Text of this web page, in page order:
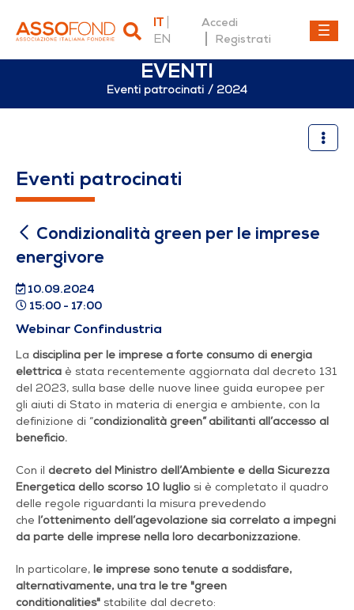
IT
EN
Accedi
Registrati
EVENTI
Eventi patrocinati 2024
Condizionalità green per
Eventi patrocinati
Condizionalità green per le imprese
energivore
10.09.2024
15:00 - 17:00
Webinar Confindustria
La disciplina per le imprese a forte consumo di energia
elettrica è stata recentemente aggiornata dal decreto 131
del 2023, sulla base delle nuove linee guida europee per
gli aiuti di Stato in materia di energia e ambiente, con la
definizione di “condizionalità green” abilitanti all’accesso al
beneficio.
Con il decreto del Ministro dell’Ambiente e della Sicurezza
Energetica dello scorso 10 luglio si è completato il quadro
delle regole riguardanti la misura prevedendo
che l’ottenimento dell’agevolazione sia correlato a impegni
da parte delle imprese nella loro decarbonizzazione.
In particolare, le imprese sono tenute a soddisfare,
alternativamente, una tra le tre "green
conditionalities" stabilite dal decreto: